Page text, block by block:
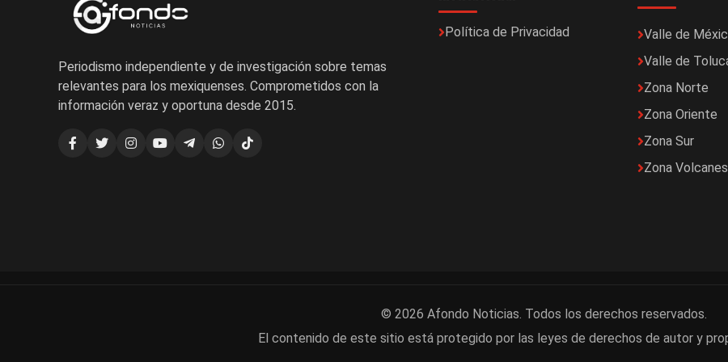
Periodismo independiente y de investigación sobre temas
relevantes para los mexiquenses. Comprometidos con la
información veraz y oportuna desde 2015.
Política de Privacidad
Valle de
Valle de
Zona Norte
Zona Oriente
Zona Sur
Zona Volcanes
© 2026 Afondo Noticias. Todos los derechos reservados.
El contenido de este sitio está protegido por las leyes de derechos de autor y